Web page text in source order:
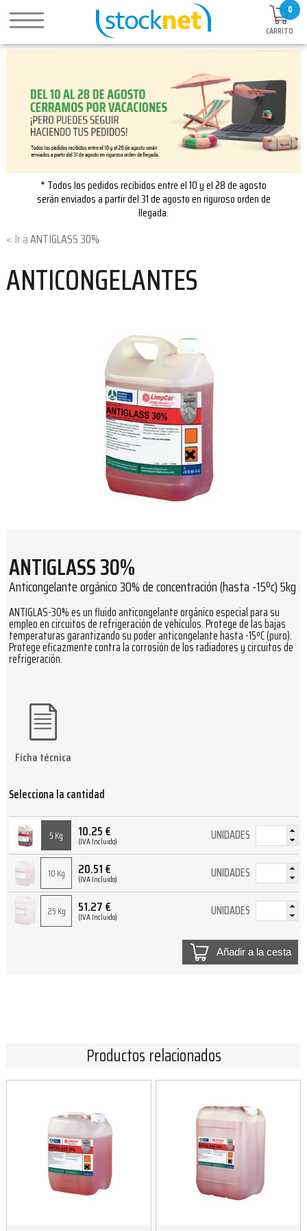
0
CARRITO
* Todos los pedidos recibidos entre el 10 y el 28 de agosto
serán enviados a partir del 31 de agosto en riguroso orden de
llegada.
ANTIGLASS 30%
ANTICONGELANTES
ANTIGLASS 30%
Anticongelante orgánico 30% de concentración (hasta -15ºc) 5kg
ANTIGLAS-30% es un fluido anticongelante orgánico especial para su
empleo en circuitos de refrigeración de vehículos. Protege de las bajas
temperaturas garantizando su poder anticongelante hasta -15ºC (puro).
Protege eficazmente contra la corrosión de los radiadores y circuitos de
refrigeración.
Selecciona la cantidad
5 Kg 10.25€
(IVA Incluido) UNIDADES
10 Kg 20.51€
(IVA Incluido) UNIDADES
25 Kg 51.27€
(IVA Incluido) UNIDADES
Añadir a la cesta
Ficha técnica
Productos relacionados